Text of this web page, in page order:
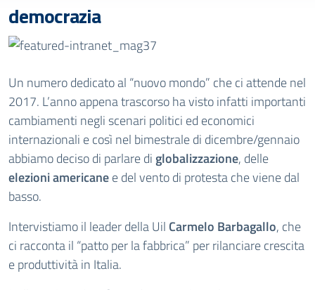
democrazia
Un numero dedicato al “nuovo mondo” che ci attende nel
2017. L’anno appena trascorso ha visto infatti importanti
cambiamenti negli scenari politici ed economici
internazionali e così nel bimestrale di dicembre/gennaio
abbiamo deciso di parlare di globalizzazione, delle
elezioni americanee del vento di protesta che viene dal
basso.
Intervistiamo il leader della Uil Carmelo Barbagallo, che
ci racconta il “patto per la fabbrica” per rilanciare crescita
e produttività in Italia.